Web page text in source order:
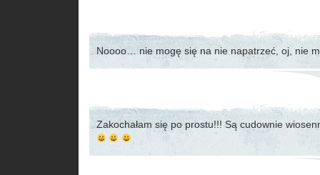
Noooo… nie mogę się na nie napatrzeć, oj, nie
Zakochałam się po prostu!!! Są cudownie